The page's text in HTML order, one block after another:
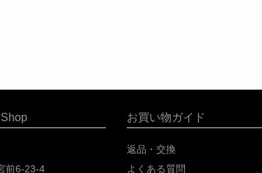
前6-23-4
お買い物ガイド
返品・交換
よくある質問